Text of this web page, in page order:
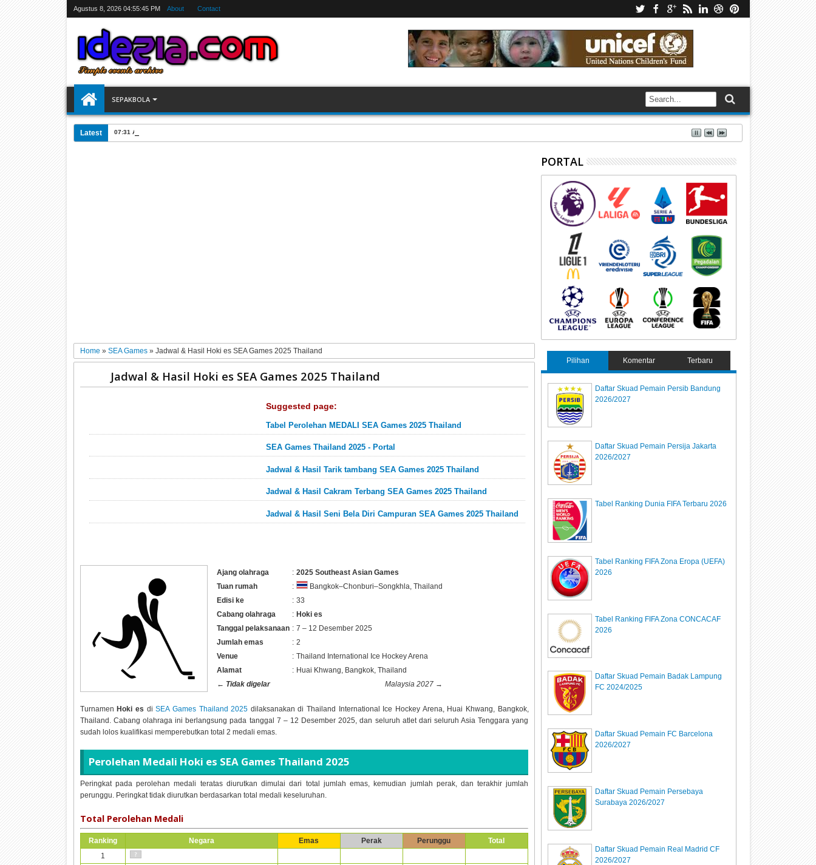
Agustus 8, 2026 04:55:46 PM About Contact
SEPAKBOLA
Latest 07:31 AM
Home » SEA Games » Jadwal & Hasil Hoki es SEA Games 2025 Thailand
Jadwal & Hasil Hoki es SEA Games 2025 Thailand
Suggested page:
Tabel Perolehan MEDALI SEA Games 2025 Thailand
SEA Games Thailand 2025 - Portal
Jadwal & Hasil Tarik tambang SEA Games 2025 Thailand
Jadwal & Hasil Cakram Terbang SEA Games 2025 Thailand
Jadwal & Hasil Seni Bela Diri Campuran SEA Games 2025 Thailand
Ajang olahraga : 2025 Southeast Asian Games
Tuan rumah
:
Bangkok–Chonburi–Songkhla, Thailand
Edisi ke
: 33
Cabang olahraga
: Hoki es
Tanggal pelaksanaan : 7 – 12 Desember 2025
Jumlah emas
: 2
Venue
: Thailand International Ice Hockey Arena
Alamat
: Huai Khwang, Bangkok, Thailand
← Tidak digelar Malaysia 2027→
TurnamenHoki es diSEA Games Thailand 2025 dilaksanakan diThailand International Ice Hockey Arena, Huai Khwang, Bangkok,
Thailand. Cabang olahraga ini berlangsung pada tanggal 7 – 12 Desember 2025, dan seluruh atlet dari seluruh Asia Tenggara yang
sudah lolos kualifikasi memperebutkan total 2 medali emas.
Perolehan Medali Hoki es SEA Games Thailand 2025
Peringkat pada perolehan medali teratas diurutkan dimulai dari total jumlah emas, kemudian jumlah perak, dan terakhir jumlah
perunggu. Peringkat tidak diurutkan berdasarkan total medali keseluruhan.
Total Perolehan Medali
Ranking Negara Emas Perak Perunggu
Total
1
PORTAL
Pilihan Komentar Terbaru
Daftar Skuad Pemain Persib Bandung
2026/2027
Daftar Skuad Pemain Persija Jakarta
2026/2027
Tabel Ranking Dunia FIFA Terbaru 2026
Tabel Ranking FIFA Zona Eropa (UEFA)
2026
Tabel Ranking FIFA Zona CONCACAF
2026
Daftar Skuad Pemain Badak Lampung
FC 2024/2025
Daftar Skuad Pemain FC Barcelona
2026/2027
Daftar Skuad Pemain Persebaya
Surabaya 2026/2027
Daftar Skuad Pemain Real Madrid CF
2026/2027